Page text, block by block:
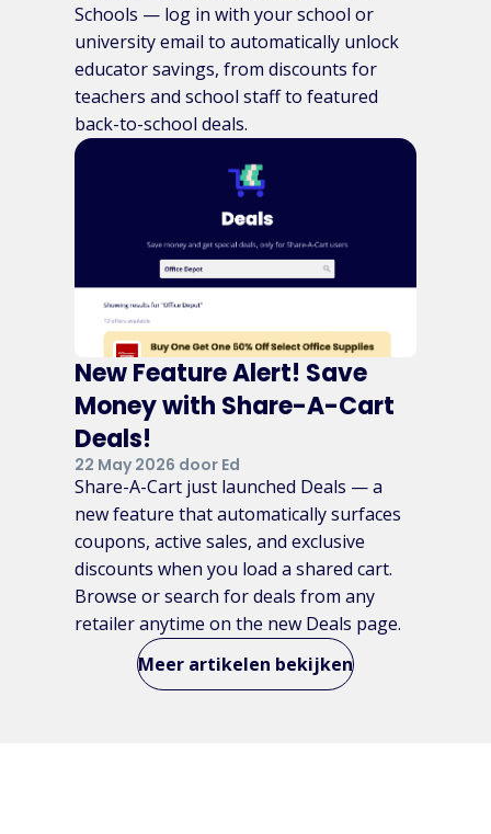
Schools — log in with your school or
university email to automatically unlock
educator savings, from discounts for
teachers and school staff to featured
back-to-school deals.
New Feature Alert! Save
Money with Share-A-Cart
Deals!
22 May 2026 door Ed
Share-A-Cart just launched Deals — a
new feature that automatically surfaces
coupons, active sales, and exclusive
discounts when you load a shared cart.
Browse or search for deals from any
retailer anytime on the new Deals page.
Meer artikelen bekijken